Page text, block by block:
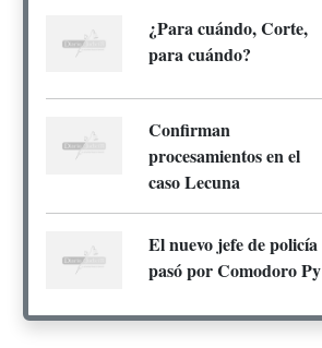
¿Para cuándo, Corte,
para cuándo?
Confirman
procesamientos en el
caso Lecuna
El nuevo jefe de policía
pasó por Comodoro Py